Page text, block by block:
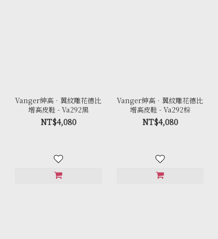
Vanger紳高．翼紋雕花德比
增高皮鞋 - Va292黑
NT$4,080
Vanger紳高．翼紋雕花德比
增高皮鞋 - Va292棕
NT$4,080